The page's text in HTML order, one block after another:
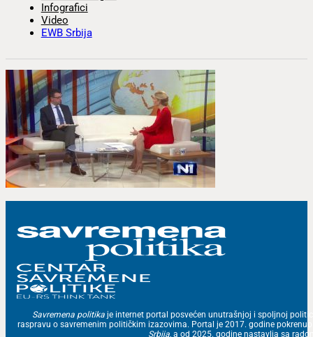
Infografici
Video
EWB Srbija
Savremena politika je internet portal posvećen unutrašnjoj i spoljnoj
raspravu o savremenim političkim izazovima. Portal je 2017. godine
Srbija, a od 2025. godine nastavlja sa